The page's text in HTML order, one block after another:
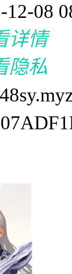
08
详情
隐私